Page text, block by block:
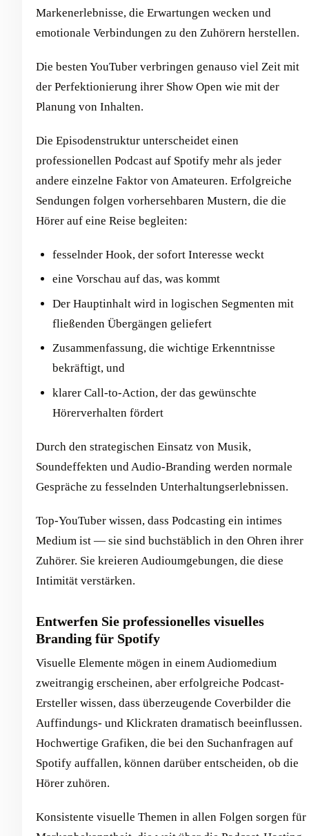
Markenerlebnisse, die Erwartungen wecken und
emotionale Verbindungen zu den Zuhörern herstellen.
Die besten YouTuber verbringen genauso viel Zeit mit
der Perfektionierung ihrer Show Open wie mit der
Planung von Inhalten.
Die Episodenstruktur unterscheidet einen
professionellen Podcast auf Spotify mehr als jeder
andere einzelne Faktor von Amateuren. Erfolgreiche
Sendungen folgen vorhersehbaren Mustern, die die
Hörer auf eine Reise begleiten:
fesselnder Hook, der sofort Interesse weckt
eine Vorschau auf das, was kommt
Der Hauptinhalt wird in logischen Segmenten mit
fließenden Übergängen geliefert
Zusammenfassung, die wichtige Erkenntnisse
bekräftigt, und
klarer Call-to-Action, der das gewünschte
Hörerverhalten fördert
Durch den strategischen Einsatz von Musik,
Soundeffekten und Audio-Branding werden normale
Gespräche zu fesselnden Unterhaltungserlebnissen.
Top-YouTuber wissen, dass Podcasting ein intimes
Medium ist — sie sind buchstäblich in den Ohren ihrer
Zuhörer. Sie kreieren Audioumgebungen, die diese
Intimität verstärken.
Entwerfen Sie professionelles visuelles
Branding für Spotify
Visuelle Elemente mögen in einem Audiomedium
zweitrangig erscheinen, aber erfolgreiche Podcast-
Ersteller wissen, dass überzeugende Coverbilder die
Auffindungs- und Klickraten dramatisch beeinflussen.
Hochwertige Grafiken, die bei den Suchanfragen auf
Spotify auffallen, können darüber entscheiden, ob die
Hörer zuhören.
Konsistente visuelle Themen in allen Folgen sorgen für